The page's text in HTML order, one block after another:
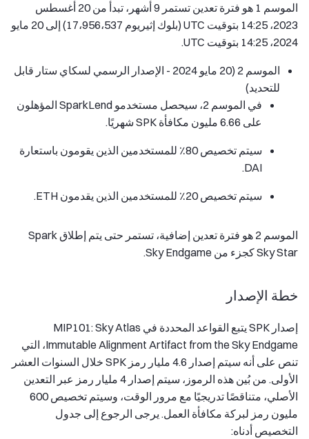
الموسم 1 هو فترة تعدين تستمر 9 أشهر، تبدأ من 20 أغسطس
2023، 14:25 بتوقيت UTC (بلوك إثيريوم 17،956،537) إلى 20 مايو
2024، 14:25 بتوقيت UTC.
الموسم 2 (20 مايو 2024 - الإصدار الرسمي لسكاي ستار قابل
للتحديد)
في الموسم 2، سيحصل مستخدمو SparkLend المؤهلون
على 6.66 مليون مكافأة SPK شهريًا.
سيتم تخصيص 80٪ للمستخدمين الذين يقومون باستعارة
DAI.
سيتم تخصيص 20٪ للمستخدمين الذين يقدمون ETH.
الموسم 2 هو فترة تعدين إضافية، تستمر حتى يتم إطلاق Spark
Sky Star كجزء من Sky Endgame.
خطة الإصدار
إصدار SPK يتبع القواعد المحددة في MIP101: Sky Atlas
Immutable Alignment Artifact from the Sky Endgame، التي
تنص على أنه سيتم إصدار 4.6 مليار رمز SPK خلال السنوات العشر
الأولى. من بُين هذه الرموز، سيتم إصدار 4 مليار رمز عبر التعدين
الأصلي، متناقصًا تدريجيًا مع مرور الوقت، وسيتم تخصيص 600
مليون رمز لبركة مكافأة العمل. يرجى الرجوع إلى جدول
التخصيص أدناه: